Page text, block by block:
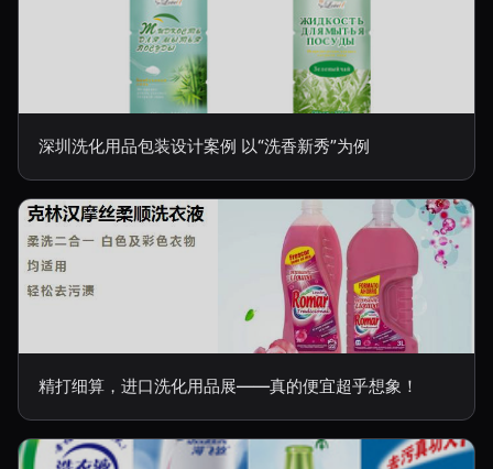
深圳洗化用品包装设计案例 以“洗香新秀”为例
精打细算，进口洗化用品展——真的便宜超乎想象！